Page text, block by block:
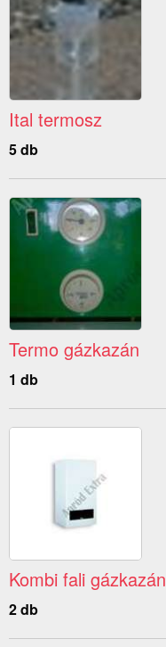
Ital termosz
5 db
Termo gázkazán
1 db
Kombi fali gázkazán
2 db